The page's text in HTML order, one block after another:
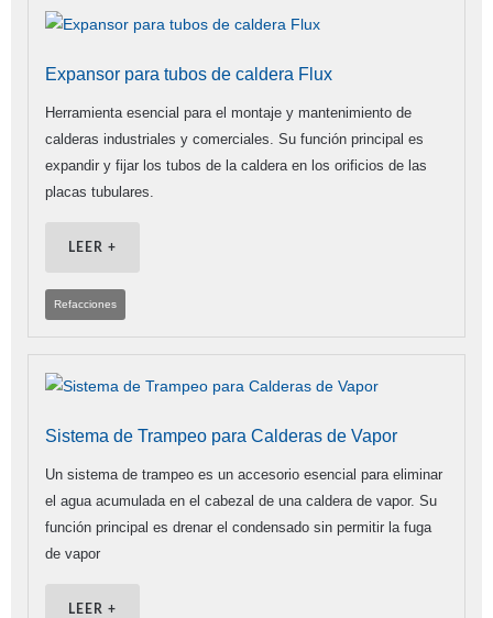
Expansor para tubos de caldera Flux
Herramienta esencial para el montaje y mantenimiento de
calderas industriales y comerciales. Su función principal es
expandir y fijar los tubos de la caldera en los orificios de las
placas tubulares.
LEER +
Refacciones
Sistema de Trampeo para Calderas de Vapor
Un sistema de trampeo es un accesorio esencial para eliminar
el agua acumulada en el cabezal de una caldera de vapor. Su
función principal es drenar el condensado sin permitir la fuga
de vapor
LEER +